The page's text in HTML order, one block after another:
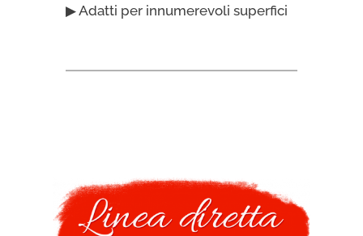
▶ Adatti per innumerevoli superfici